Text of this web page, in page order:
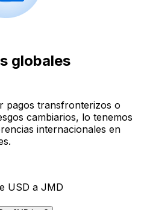
globales
pagos transfronterizos o
cambiarios, lo tenemos
internacionales en
USD a JMD